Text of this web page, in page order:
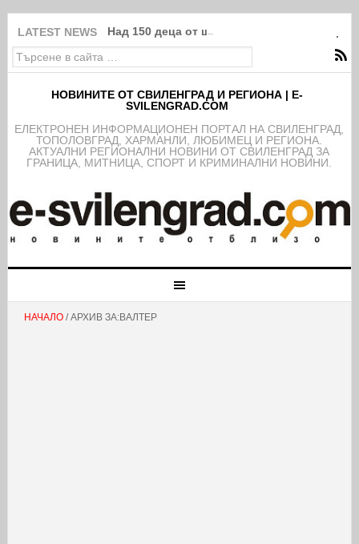
LATEST NEWS Над 150 деца от школата на ФК
НОВИНИТЕ ОТ СВИЛЕНГРАД И РЕГИОНА | E-
SVILENGRAD.COM
EЛЕКТРОНЕН ИНФОРМАЦИОНЕН ПОРТАЛ НА СВИЛЕНГРАД,
ТОПОЛОВГРАД, ХАРМАНЛИ, ЛЮБИМЕЦ И РЕГИОНА.
АКТУАЛНИ РЕГИОНАЛНИ НОВИНИ ОТ СВИЛЕНГРАД ЗА
ГРАНИЦА, МИТНИЦА, СПОРТ И КРИМИНАЛНИ НОВИНИ.
НАЧАЛО/ АРХИВ ЗА:ВАЛТЕР